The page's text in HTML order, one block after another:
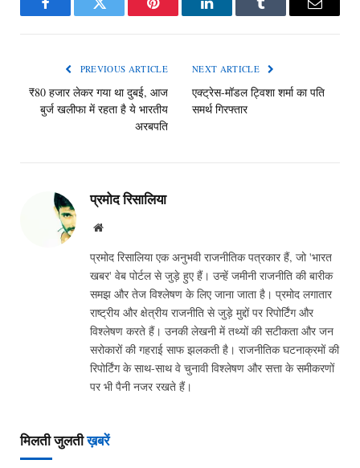
FacebookTwitter Pinterest LinkedInTumblr Email
PREVIOUS ARTICLE
₹80 हजार लेकर गया था दुबई, आज
बुर्ज खलीफा में रहता है ये भारतीय
अरबपति
NEXT ARTICLE
एक्ट्रेस-मॉडल ट्विशा शर्मा का पति
समर्थ गिरफ्तार
प्रमोद रिसालिया
Website
प्रमोद रिसालिया एक अनुभवी राजनीतिक पत्रकार हैं, जो 'भारत
खबर' वेब पोर्टल से जुड़े हुए हैं। उन्हें जमीनी राजनीति की बारीक
समझ और तेज विश्लेषण के लिए जाना जाता है। प्रमोद लगातार
राष्ट्रीय और क्षेत्रीय राजनीति से जुड़े मुद्दों पर रिपोर्टिंग और
विश्लेषण करते हैं। उनकी लेखनी में तथ्यों की सटीकता और जन
सरोकारों की गहराई साफ झलकती है। राजनीतिक घटनाक्रमों की
रिपोर्टिंग के साथ-साथ वे चुनावी विश्लेषण और सत्ता के समीकरणों
पर भी पैनी नजर रखते हैं।
मिलती जुलतीख़बरें